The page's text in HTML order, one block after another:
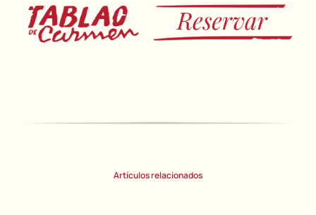
Artículos relacionados